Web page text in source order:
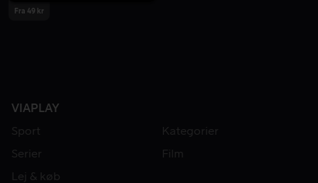
Fra 49 kr
VIAPLAY
Sport
Kategorier
Serier
Film
Lej & køb